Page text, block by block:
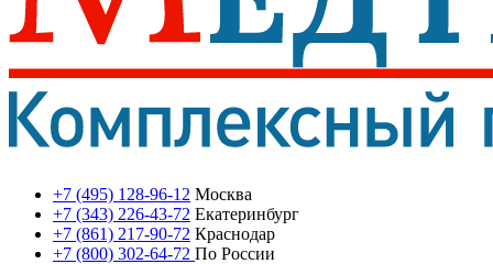
+7 (495) 128-96-12 Москва
+7 (343) 226-43-72 Екатеринбург
+7 (861) 217-90-72 Краснодар
+7 (800) 302-64-72 По России